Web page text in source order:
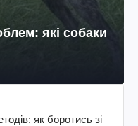
які собаки
як боротись зі